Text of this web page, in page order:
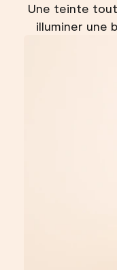
Une teinte
illuminer une